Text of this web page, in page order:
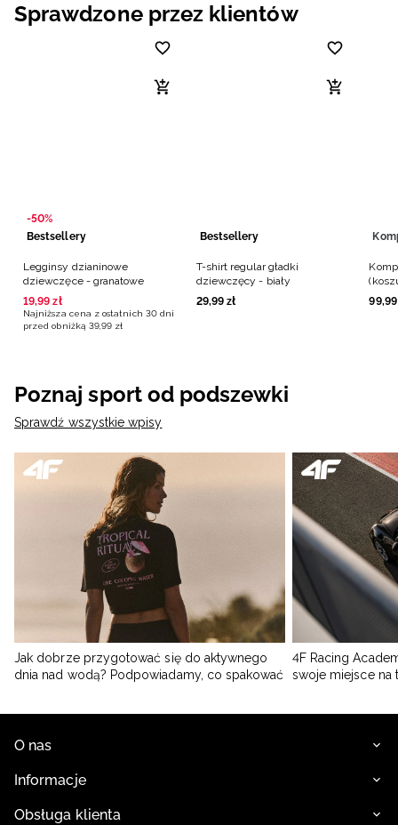
Sprawdzone przez klientów
-50%
Bestsellery
Legginsy dzianinowe
dziewczęce - granatowe
19,99 zł
Najniższa cena z ostatnich 30 dni
przed obniżką 39,99 zł
Bestsellery
T-shirt regular gładki
dziewczęcy - biały
29,99 zł 99,99
Poznaj sport od podszewki
Sprawdź wszystkie wpisy
Jak dobrze przygotować się do aktywnego
dnia nad wodą? Podpowiadamy, co spakować
4F Racing
swoje miejsce na
O nas
Informacje
Obsługa klienta